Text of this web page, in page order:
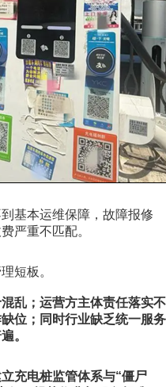
基本运维保障，故障报修
严重不匹配。
短板。
乱；运营方主体责任落实不
位；同时行业缺乏统一服务
。
充电桩监管体系与“僵尸